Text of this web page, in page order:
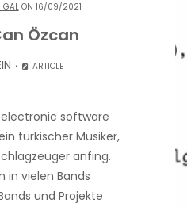
ON 16/09/2021
Özcan
ARTICLE
electronic software
türkischer Musiker,
anfing.
in vielen Bands
und Projekte